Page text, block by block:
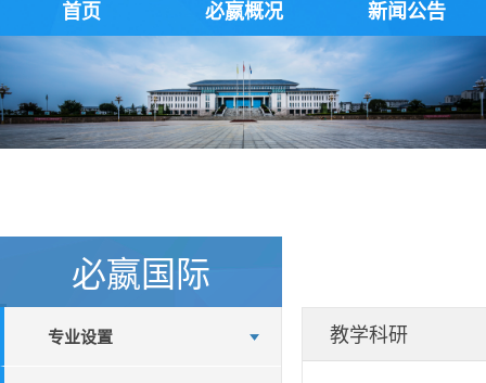
首页 必嬴概况 新闻公告
必嬴国际
专业设置 教学科研